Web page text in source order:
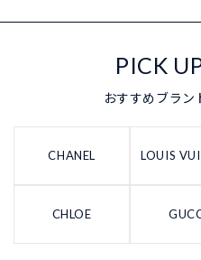
PICK
おすすめブラン
CHANEL LOUIS
CHLOE